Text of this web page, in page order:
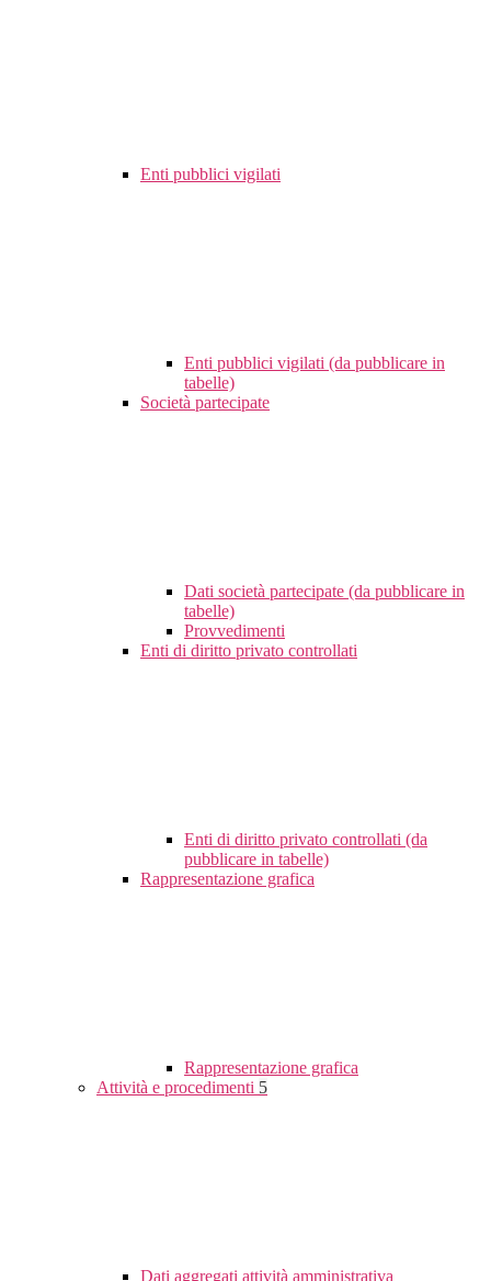
Enti pubblici vigilati
Enti pubblici vigilati (da pubblicare in
tabelle)
Società partecipate
Dati società partecipate (da pubblicare in
tabelle)
Provvedimenti
Enti di diritto privato controllati
Enti di diritto privato controllati (da
pubblicare in tabelle)
Rappresentazione grafica
Rappresentazione grafica
Attività e procedimenti 5
Dati aggregati attività amministrativa